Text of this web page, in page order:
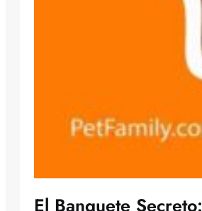
El Banquete Secreto: